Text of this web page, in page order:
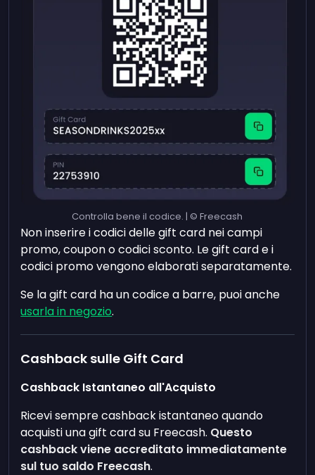
Controlla bene il codice. | © Freecash
Non inserire i codici delle gift card nei campi
promo, coupon o codici sconto. Le gift card e i
codici promo vengono elaborati separatamente.
Se la gift card ha un codice a barre, puoi anche
usarla in negozio.
Cashback sulle Gift Card
Cashback Istantaneo all'Acquisto
Ricevi sempre cashback istantaneo quando
acquisti una gift card su Freecash. Questo
cashback viene accreditato immediatamente
sul tuo saldo Freecash.